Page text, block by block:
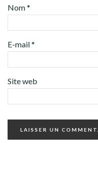
Nom*
E-mail*
Site web